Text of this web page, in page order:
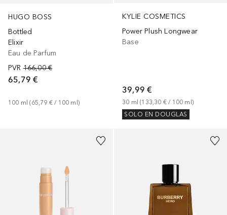
HUGO BOSS
Bottled
Elixir
Eau de Parfum
PVR 166,00 €
65,79 €
100 ml (65,79 € / 100 ml)
KYLIE COSMETICS
Power Plush Longwear
Base
39,99 €
30 ml (133,30 € / 100 ml)
SOLO EN DOUGLAS